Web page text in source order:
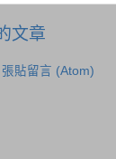
文章
張貼留言 (Atom)